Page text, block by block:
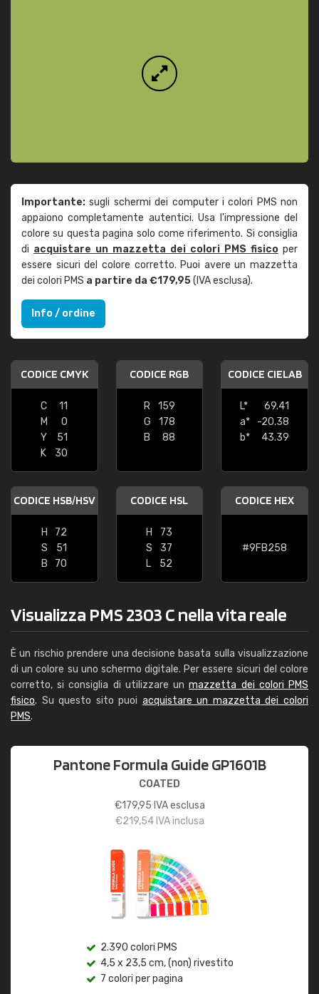
Importante: sugli schermi dei computer i colori PMS non
appaiono completamente autentici. Usa l'impressione del
colore su questa pagina solo come riferimento. Si consiglia
di acquistare un mazzetta dei colori PMS fisico per
essere sicuri del colore corretto. Puoi avere un mazzetta
dei colori PMS a partire da €179,95(IVA esclusa).
Info / ordine
CODICE CMYK
C
11
M
0
Y
51
K
30
CODICE RGB
R
159
G
178
B
88
CODICE CIELAB
L*
69.41
a*
-20.38
b*
43.39
CODICE HSB/HSV
H
72
S
51
B
70
CODICE HSL
H
73
S
37
L
52
CODICE HEX
#9FB258
Visualizza PMS 2303 C nella vita reale
È un rischio prendere una decisione basata sulla visualizzazione
di un colore su uno schermo digitale. Per essere sicuri del colore
corretto, si consiglia di utilizzare unmazzetta dei colori PMS
fisico. Su questo sito puoi acquistare un mazzetta dei colori
PMS.
Pantone Formula Guide GP1601B
COATED
€179,95 IVA esclusa
€219,54IVA inclusa
2.390 colori PMS
4,5 x 23,5 cm, (non) rivestito
7 colori per pagina